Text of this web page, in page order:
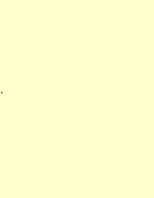
.